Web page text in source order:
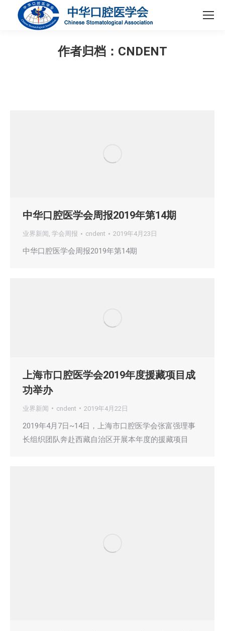
作者归档： CNDENT
中华口腔医学会周报2019年第14期
业界新闻 , 学会周报 cndent 2019年4月23日
中华口腔医学会周报2019年第14期
上海市口腔医学会2019年度援藏项目成
功举办
业界新闻 cndent 2019年4月22日
2019年4月7日~14日，上海市口腔医学会张富强理事
长组织团队奔赴西藏自治区开展本年度的援藏项目